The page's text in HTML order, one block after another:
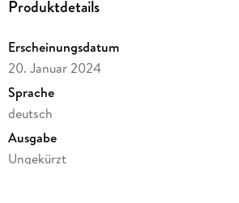
Produktdetails
Erscheinungsdatum
20. Januar 2024
Sprache
deutsch
Ausgabe
Ungekürzt